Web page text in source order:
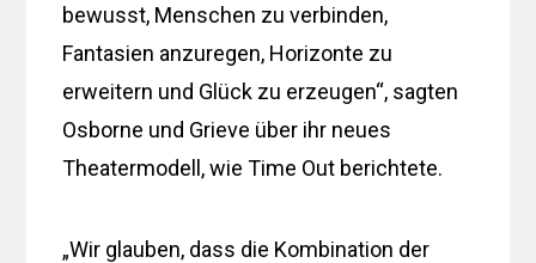
bewusst, Menschen zu verbinden,
Fantasien anzuregen, Horizonte zu
erweitern und Glück zu erzeugen“, sagten
Osborne und Grieve über ihr neues
Theatermodell, wie Time Out berichtete.
„Wir glauben, dass die Kombination der